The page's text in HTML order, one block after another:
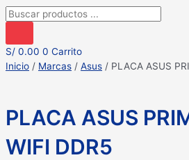
Búsqueda
productos
S/ 0.00 0 Carrito
Inicio / Marcas / Asus / PLACA ASUS
PLACA ASUS
WIFI DDR5